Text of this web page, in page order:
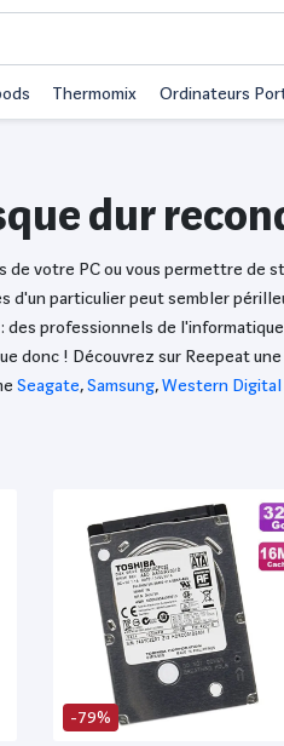
Thermomix Ordinateurs
dur
de votre PC ou vous permettre
particulier peut sembler
professionnels de
! Découvrez sur Reepeat
Seagate,Samsung,Western Digital
-79%